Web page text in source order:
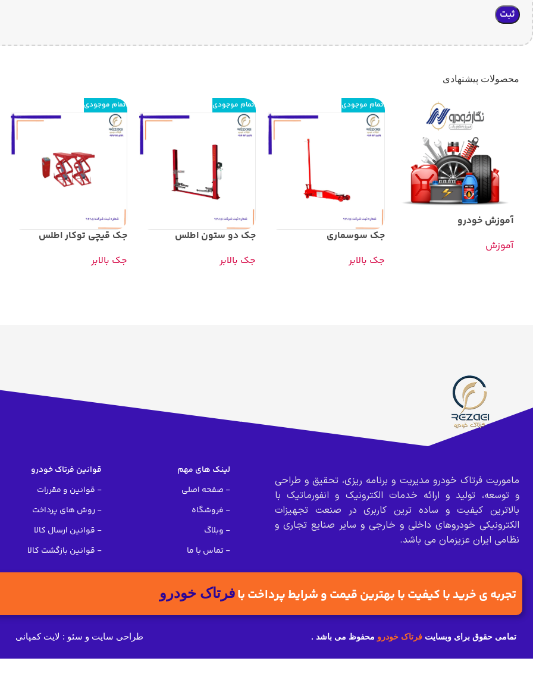
محصولات پیشنهادی
آموزش خودرو
آموزش
اتمام موجودی
جک سوسماری
جک بالابر
اتمام موجودی
جک دو ستون اطلس
جک بالابر
اتمام موجودی
جک قیچی توکار اطلس
جک بالابر
ماموریت فرتاک خودرو مدیریت و برنامه ریزی، تحقیق و طراحی
و توسعه، تولید و ارائه خدمات الکترونیک و انفورماتیک با
بالاترین کیفیت و ساده ترین کاربری در صنعت تجهیزات
الکترونیکی خودروهای داخلی و خارجی و سایر صنایع تجاری و
نظامی ایران عزیزمان می باشد.
لینک های مهم
- صفحه اصلی
- فروشگاه
- وبلاگ
- تماس با ما
قوانین فرتاک خودرو
- قوانین و مقررات
- روش های پرداخت
- قوانین ارسال کالا
- قوانین بازگشت کالا
تجربه ی خرید با کیفیت با بهترین قیمت و شرایط پرداخت بافرتاک خودرو
تمامی حقوق برای وبسایتفرتاک خودرو محفوظ می باشد . طراحی سایت و سئو : لایت کمپانی